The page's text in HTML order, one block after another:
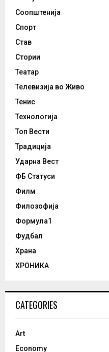
Соопштенија
Спорт
Став
Стории
Театар
Телевизија во Живо
Тенис
Технологија
Топ Вести
Традиција
Ударна Вест
ФБ Статуси
Филм
Филозофија
Формула1
Фудбал
Храна
ХРОНИКА
CATEGORIES
Art
Economy